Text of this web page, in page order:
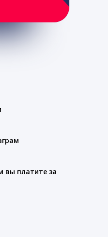
вы платите за